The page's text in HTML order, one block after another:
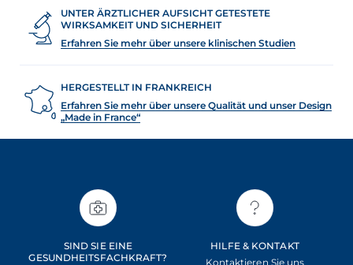
UNTER ÄRZTLICHER AUFSICHT GETESTETE
WIRKSAMKEIT UND SICHERHEIT
Erfahren Sie mehr über unsere klinischen Studien
HERGESTELLT IN FRANKREICH
Erfahren Sie mehr über unsere Qualität und unser Design
„Made in France“
SIND SIE EINE
GESUNDHEITSFACHKRAFT?
HILFE & KONTAKT
Kontaktieren Sie uns